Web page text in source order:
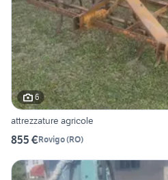
6
attrezzature agricole
855 €Rovigo(RO)